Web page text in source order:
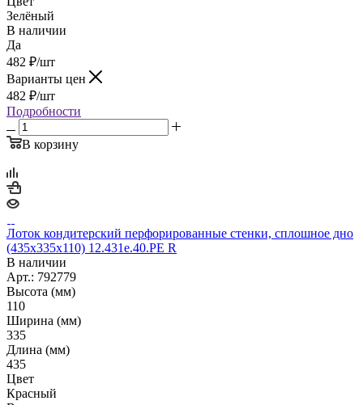
Зелёный
В наличии
Да
482 ₽/шт
Варианты цен
482 ₽/шт
Подробности
В корзину
Лоток кондитерский перфорированные стенки, сплошное дно
(435х335х110) 12.431e.40.РЕ R
В наличии
Арт.: 792779
Высота (мм)
110
Ширина (мм)
335
Длина (мм)
435
Цвет
Красный